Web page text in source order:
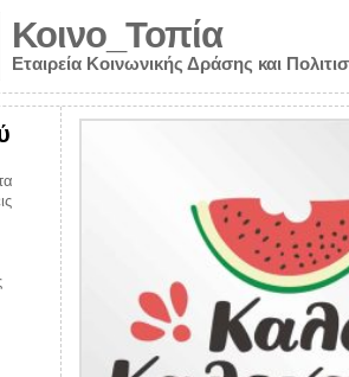
Κοινο_Τοπία
Εταιρεία Κοινωνικής Δράσης και